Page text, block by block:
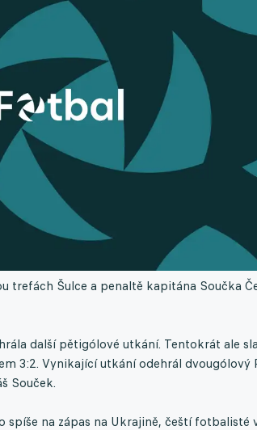
trefách Šulce a penaltě kapitána Součka
další pětigólové utkání. Tentokrát ale
3:2. Vynikající utkání odehrál dvougólový
Souček.
na zápas na Ukrajině, čeští fotbalisté